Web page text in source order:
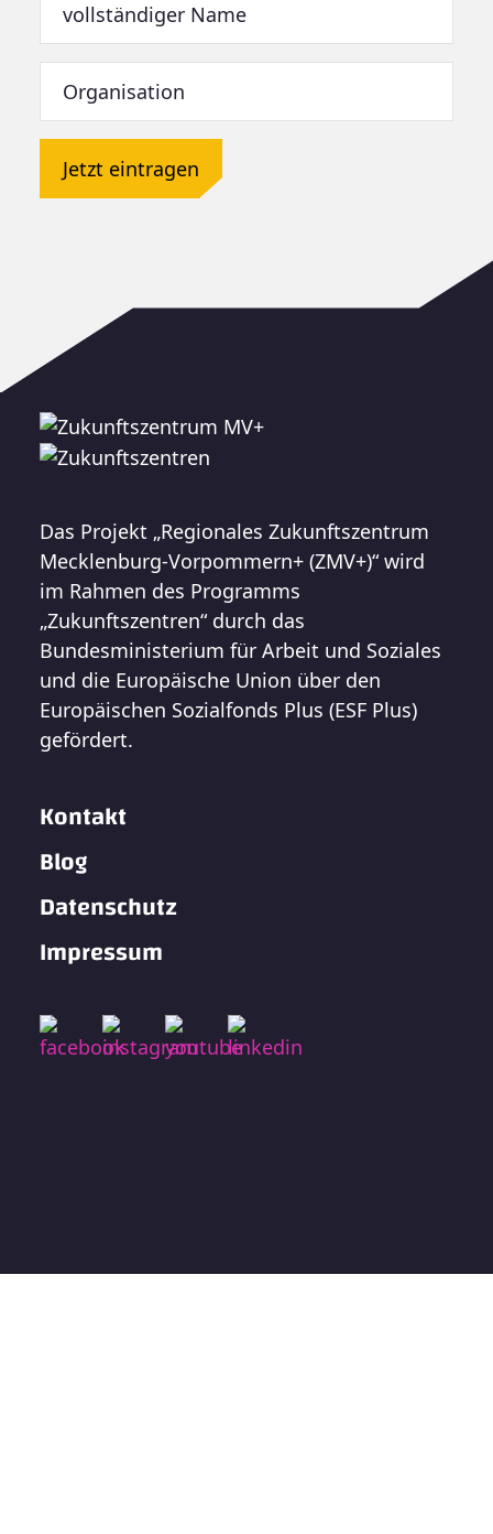
Jetzt eintragen
Das Projekt „Regionales Zukunftszentrum
Mecklenburg-Vorpommern+ (ZMV+)“ wird
im Rahmen des Programms
„Zukunftszentren“ durch das
Bundesministerium für Arbeit und Soziales
und die Europäische Union über den
Europäischen Sozialfonds Plus (ESF Plus)
gefördert.
Kontakt
Blog
Datenschutz
Impressum